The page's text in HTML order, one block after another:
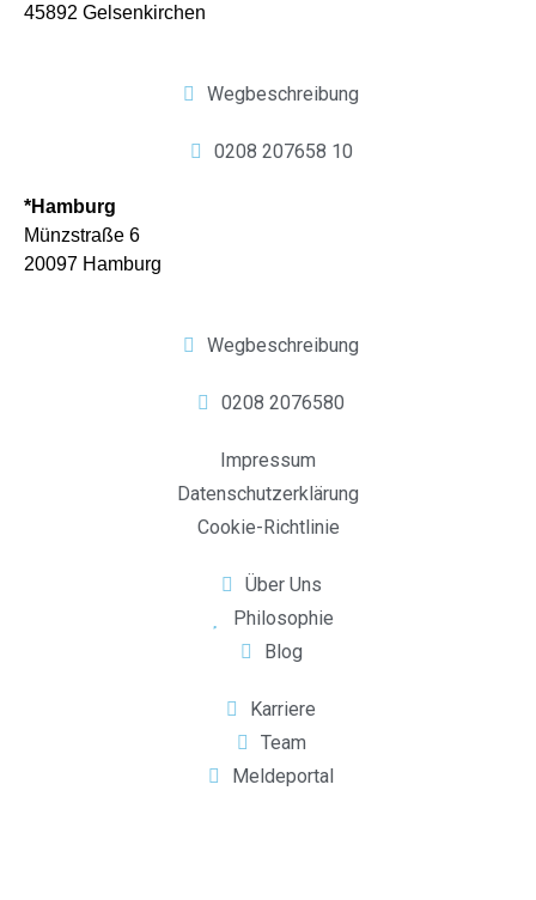
45892 Gelsenkirchen
Wegbeschreibung
0208 207658 10
*Hamburg
Münzstraße 6
20097 Hamburg
Wegbeschreibung
0208 2076580
Impressum
Datenschutzerklärung
Cookie-Richtlinie
Über Uns
Philosophie
Blog
Karriere
Team
Meldeportal